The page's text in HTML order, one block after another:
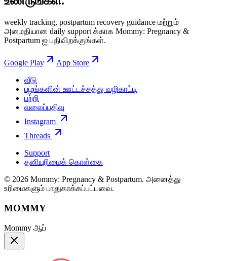
weekly tracking, postpartum recovery guidance மற்றும்
அமைதியான daily support க்காக Mommy: Pregnancy &
Postpartum ஐ பதிவிறக்குங்கள்.
Google Play
App Store
வீடு
பழங்களின் ஊட்டச்சத்து வழிகாட்டி
பற்றி
வலைப்பதிவு
Instagram
Threads
Support
தனியுரிமைக் கொள்கை
© 2026 Mommy: Pregnancy & Postpartum. அனைத்து
உரிமைகளும் பாதுகாக்கப்பட்டவை.
MOMMY
Mommy ஆப்